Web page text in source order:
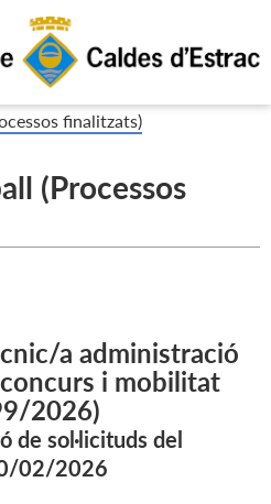
finalitzats)
(Processos
a administració
i mobilitat
2026)
de sol·licituds del
02/2026